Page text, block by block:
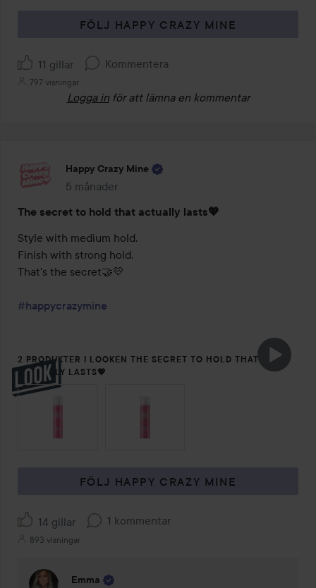
FÖLJ HAPPY CRAZY MINE
11 gillar Kommentera
797 visningar
Logga in för att lämna en kommentar
Happy Crazy Mine
5 månader
Inlägget skapades 5 månader
The secret to hold that actually lasts💖
Style with medium hold.
Finish with strong hold.
That's the secret🤝💛
#happycrazymine
2 PRODUKTER I LOOKEN THE SECRET TO HOLD THAT
ACTUALLY LASTS💖
HOPPA ÖVER SEKTIONEN
FÖLJ HAPPY CRAZY MINE
14 gillar 1 kommentar
893 visningar
Emma